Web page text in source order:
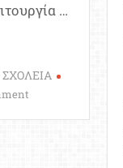
…
ΣΧΟΛΕΙΑ